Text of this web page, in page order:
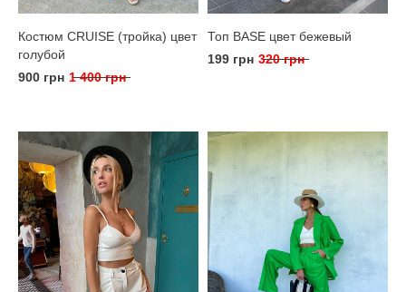
Костюм CRUISE (тройка) цвет
голубой
900 грн 1 400 грн
Топ BASE цвет бежевый
199 грн 320 грн